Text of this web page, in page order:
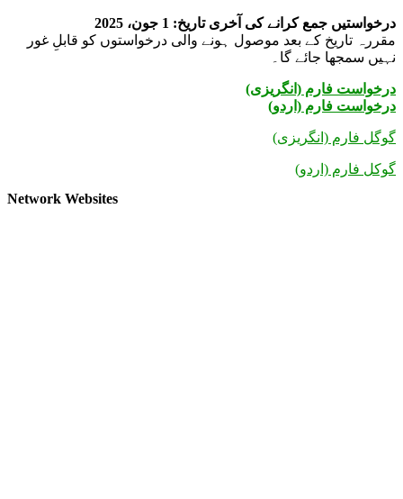
درخواستیں جمع کرانے کی آخری تاریخ: 1 جون، 2025
مقررہ تاریخ کے بعد موصول ہونے والی درخواستوں کو قابلِ غور
نہیں سمجھا جائے گا۔
(درخواست فارم (انگریزی
درخواست فارم (اردو)
گوگل فارم (انگریزی)
گوکل فارم (اردو)
Network Websites